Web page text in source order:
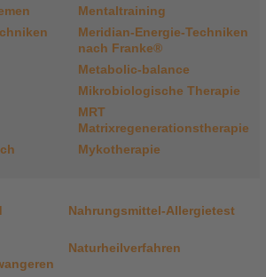
Mentaltraining
Meridian-Energie-Techniken
nach Franke®
Metabolic-balance
Mikrobiologische Therapie
MRT
Matrixregenerationstherapie
Mykotherapie
Nahrungsmittel-Allergietest
Naturheilverfahren